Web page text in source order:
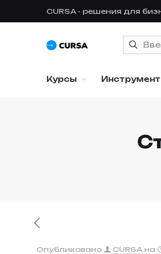
CURSA - решения для
Курсы
Опубликовано CURSA на